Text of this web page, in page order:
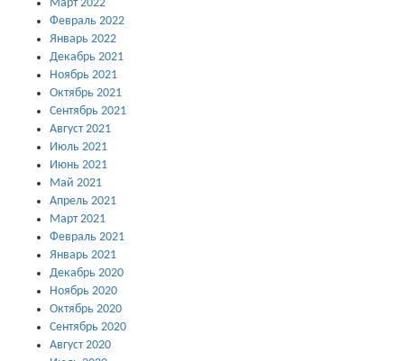
Март 2022
Февраль 2022
Январь 2022
Декабрь 2021
Ноябрь 2021
Октябрь 2021
Сентябрь 2021
Август 2021
Июль 2021
Июнь 2021
Май 2021
Апрель 2021
Март 2021
Февраль 2021
Январь 2021
Декабрь 2020
Ноябрь 2020
Октябрь 2020
Сентябрь 2020
Август 2020